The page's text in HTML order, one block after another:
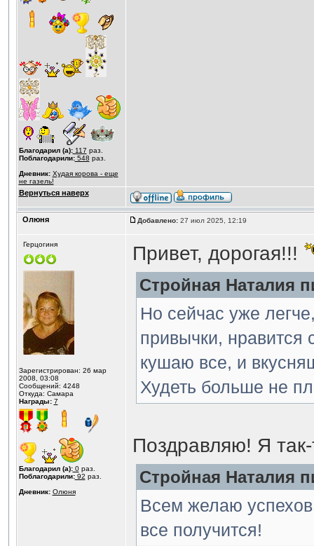
Благодарил (а):117 раз.
Поблагодарили:548 раз.
Дневник: Худая корова - еще
не газель!
Вернуться наверх
Олюня Добавлено:27 июл 2025, 12:19
Герцогиня
Зарегистрирован: 26 мар
2008, 03:08
Сообщений: 4248
Откуда: Самара
Награды: 7
Благодарил (а):0раз.
Поблагодарили:92 раз.
Дневник: Олюня
Привет, дорогая!!!
Стройная Наталия
Но сейчас уже
привычки, нравится
кушаю все, и
Худеть больше не
Поздравляю! Я
Стройная Наталия
Всем желаю
все получится!